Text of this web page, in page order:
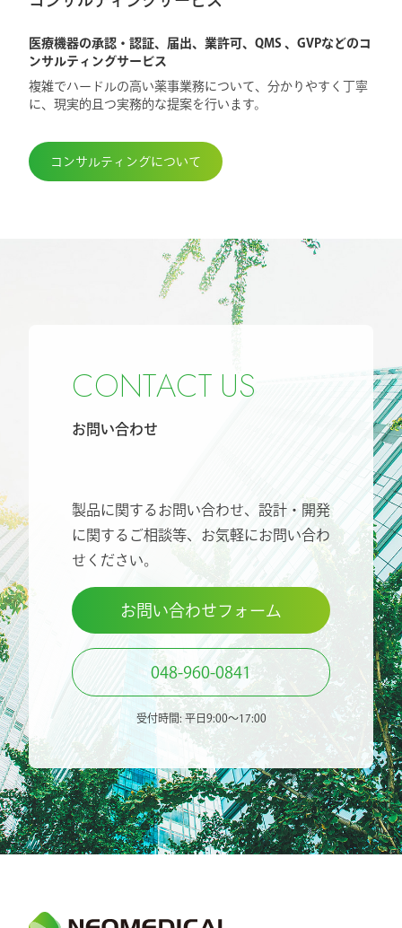
医療機器の承認・認証、届出、業許可、QMS 、GVPなどのコ
ンサルティングサービス
複雑でハードルの高い薬事業務について、分かりやすく丁寧
に、現実的且つ実務的な提案を行います。
コンサルティングについて
CONTACT US
お問い合わせ
製品に関するお問い合わせ、設計・開発
に関するご相談等、 お気軽にお問い合わ
せください。
お問い合わせフォーム
048-960-0841
受付時間: 平日9:00〜17:00